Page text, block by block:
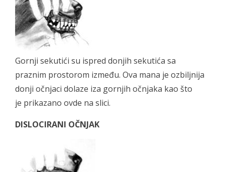
Gornji sekutići su ispred donjih sekutića sa
praznim prostorom između. Ova mana je ozbiljnija
donji očnjaci dolaze iza gornjih očnjaka kao što
je prikazano ovde na slici.
DISLOCIRANI OČNJAK